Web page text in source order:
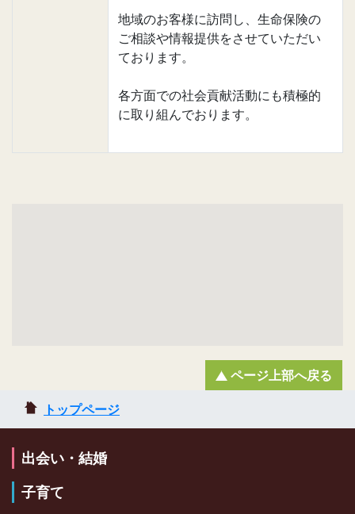
地域のお客様に訪問し、生命保険の
ご相談や情報提供をさせていただい
ております。
各方面での社会貢献活動にも積極的
に取り組んでおります。
トップページ
ページ上部へ戻る
出会い・結婚
子育て